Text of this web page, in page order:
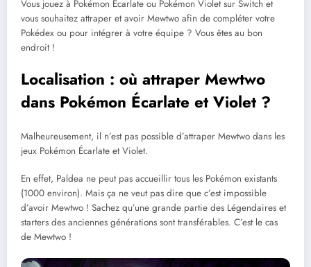
Vous jouez à Pokémon Écarlate ou Pokémon Violet sur Switch et
vous souhaitez attraper et avoir Mewtwo afin de compléter votre
Pokédex ou pour intégrer à votre équipe ? Vous êtes au bon
endroit !
Localisation : où attraper Mewtwo
dans Pokémon Écarlate et Violet ?
Malheureusement, il n’est pas possible d’attraper Mewtwo dans les
jeux Pokémon Écarlate et Violet.
En effet, Paldea ne peut pas accueillir tous les Pokémon existants
(1000 environ). Mais ça ne veut pas dire que c’est impossible
d’avoir Mewtwo ! Sachez qu’une grande partie des Légendaires et
starters des anciennes générations sont transférables. C’est le cas
de Mewtwo !